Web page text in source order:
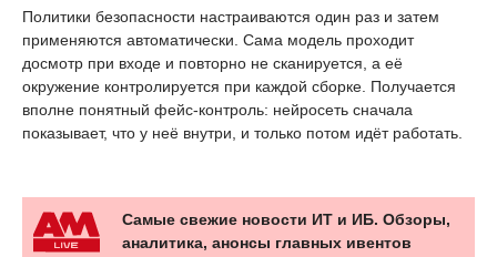
Политики безопасности настраиваются один раз и затем
применяются автоматически. Сама модель проходит
досмотр при входе и повторно не сканируется, а её
окружение контролируется при каждой сборке. Получается
вполне понятный фейс-контроль: нейросеть сначала
показывает, что у неё внутри, и только потом идёт работать.
Самые свежие новости ИТ и ИБ. Обзоры,
аналитика, анонсы главных ивентов